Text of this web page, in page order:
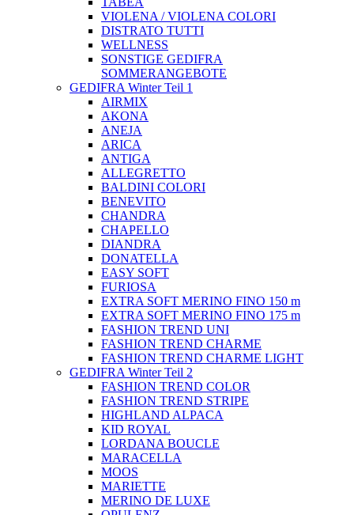
VIOLENA / VIOLENA COLORI
DISTRATO TUTTI
WELLNESS
SONSTIGE GEDIFRA
SOMMERANGEBOTE
GEDIFRA Winter Teil 1
AIRMIX
AKONA
ANEJA
ARICA
ANTIGA
ALLEGRETTO
BALDINI COLORI
BENEVITO
CHANDRA
CHAPELLO
DIANDRA
DONATELLA
EASY SOFT
FURIOSA
EXTRA SOFT MERINO FINO 150 m
EXTRA SOFT MERINO FINO 175 m
FASHION TREND UNI
FASHION TREND CHARME
FASHION TREND CHARME LIGHT
GEDIFRA Winter Teil 2
FASHION TREND COLOR
FASHION TREND STRIPE
HIGHLAND ALPACA
KID ROYAL
LORDANA BOUCLE
MARACELLA
MOOS
MARIETTE
MERINO DE LUXE